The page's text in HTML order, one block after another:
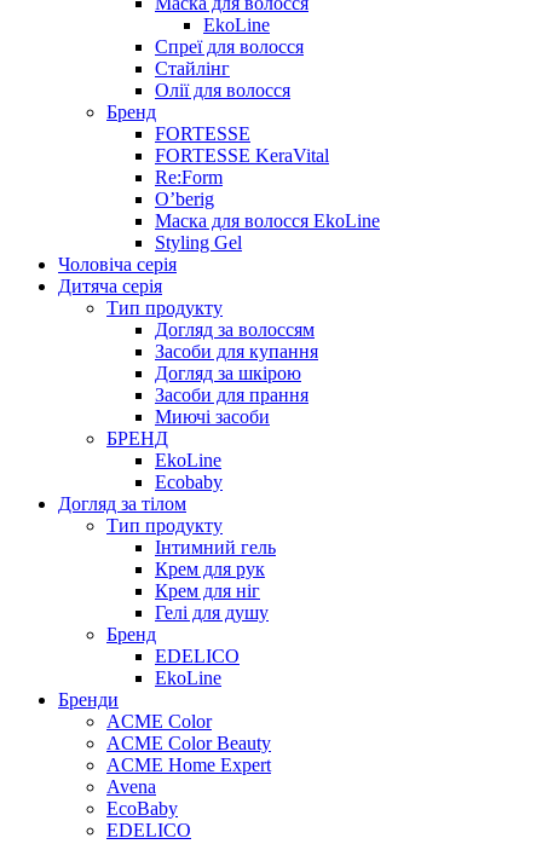
EkoLine
Спреї для волосся
Стайлінг
Олії для волосся
Бренд
FORTESSE
FORTESSE KeraVital
Re:Form
O’berig
Маска для волосся EkoLine
Styling Gel
Чоловіча серія
Дитяча серія
Тип продукту
Догляд за волоссям
Засоби для купання
Догляд за шкірою
Засоби для прання
Миючі засоби
БРЕНД
EkoLine
Ecobaby
Догляд за тілом
Тип продукту
Інтимний гель
Крем для рук
Крем для ніг
Гелі для душу
Бренд
EDELICO
EkoLine
Бренди
ACME Color
ACME Color Beauty
ACME Home Expert
Avena
EcoBaby
EDELICO